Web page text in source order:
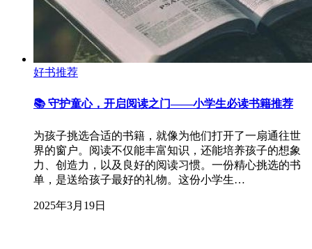
好书推荐
📚 守护童心，开启阅读之门——小学生必读书籍推荐
为孩子挑选合适的书籍，就像为他们打开了一扇通往世
界的窗户。阅读不仅能丰富知识，还能培养孩子的想象
力、创造力，以及良好的阅读习惯。一份精心挑选的书
单，是送给孩子最好的礼物。这份小学生…
2025年3月19日